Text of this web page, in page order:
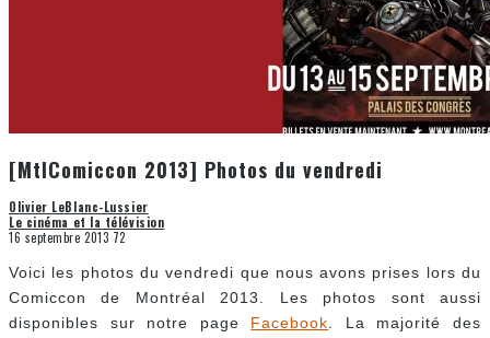
[MtlComiccon 2013] Photos du vendredi
Olivier LeBlanc-Lussier
Le cinéma et la télévision
16 septembre 2013 72
Voici les photos du vendredi que nous avons prises lors du
Comiccon de Montréal 2013. Les photos sont aussi
disponibles sur notre page Facebook . La majorité des